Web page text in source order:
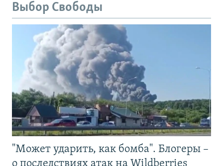
Выбор Свободы
"Может ударить, как бомба". Блогеры –